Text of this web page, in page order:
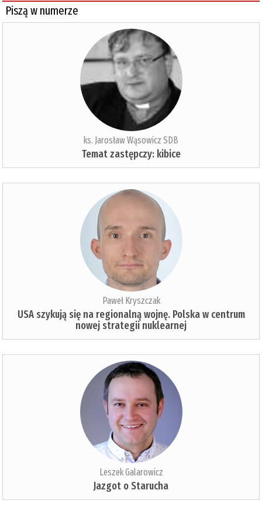
Piszą w numerze
ks. Jarosław Wąsowicz SDB
Temat zastępczy: kibice
Paweł Kryszczak
USA szykują się na regionalną wojnę. Polska w centrum
nowej strategii nuklearnej
Leszek Galarowicz
Jazgot o Starucha